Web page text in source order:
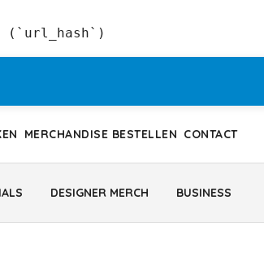
(`url_hash`)
MERCHANDISE BESTELLEN CONTACT
DESIGNER MERCH BUSINESS